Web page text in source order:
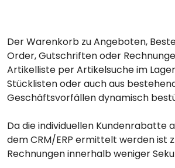
Der Warenkorb zu Angeboten,
Order, Gutschriften oder
Artikelliste per Artikelsuche im
Stücklisten oder auch aus
Geschäftsvorfällen dynamisch
Da die individuellen Kundenrabatte
dem CRM/ERP ermittelt werden ist
Rechnungen innerhalb weniger